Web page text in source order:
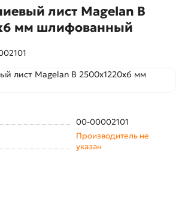
лист Magelan В
мм шлифованный
00-00002101
Производитель не
указан